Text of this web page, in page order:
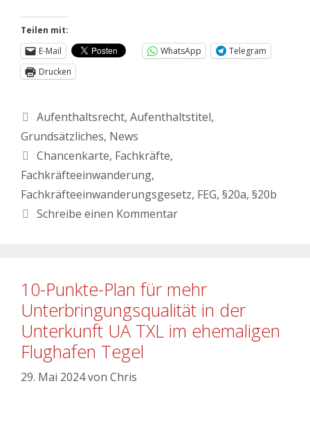
Teilen mit:
E-Mail
WhatsApp
Telegram
Drucken
Aufenthaltsrecht, Aufenthaltstitel,
Grundsätzliches, News
Chancenkarte, Fachkräfte,
Fachkräfteeinwanderung,
Fachkräfteeinwanderungsgesetz, FEG, §20a, §20b
Schreibe einen Kommentar
10-Punkte-Plan für mehr
Unterbringungsqualität in der
Unterkunft UA TXL im ehemaligen
Flughafen Tegel
29. Mai 2024von Chris